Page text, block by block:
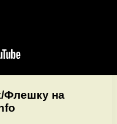
Флешку на